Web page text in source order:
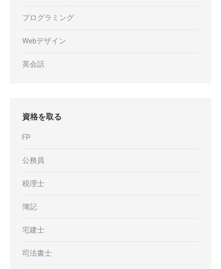
プログラミング
Webデザイン
英会話
資格を取る
FP
公務員
税理士
簿記
宅建士
司法書士